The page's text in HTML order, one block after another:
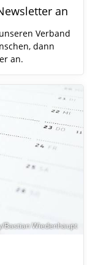
an
Verband
dann
an.
Bastian Wiedenhaupt